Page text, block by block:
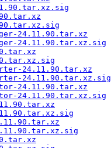
24.11.90.tar.xz
24.11.90.tar.xz.sig
24.11.90.tar.xz
24.11.90.tar.xz.sig
24.11.90.tar.xz
24.11.90.tar.xz.sig